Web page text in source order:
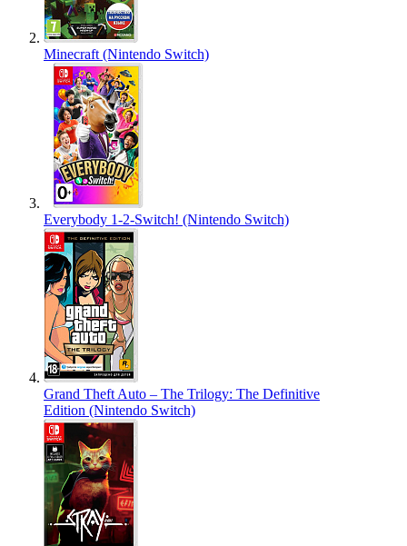
Minecraft (Nintendo Switch)
Everybody 1-2-Switch! (Nintendo Switch)
Grand Theft Auto – The Trilogy: The Definitive
Edition (Nintendo Switch)